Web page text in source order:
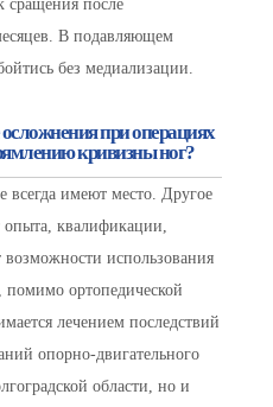
В подавляющем
без медиализации.
при операциях
кривизны ног?
имеют место. Другое
опыта, квалификации,
возможности использования
ортопедической
лечением последствий
опорно-двигательного
области, но и